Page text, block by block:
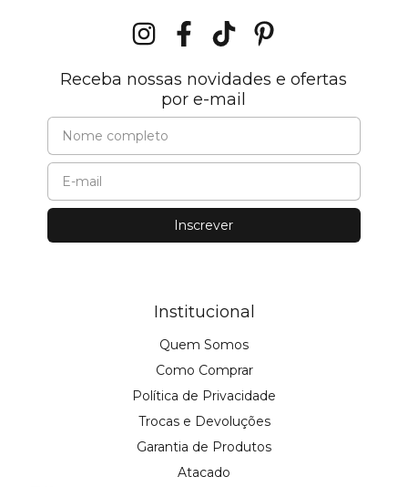
Receba nossas novidades e ofertas
por e-mail
Institucional
Quem Somos
Como Comprar
Política de Privacidade
Trocas e Devoluções
Garantia de Produtos
Atacado